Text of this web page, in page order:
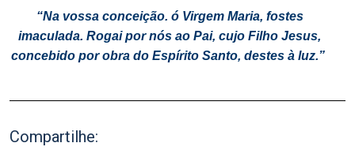
“Na vossa conceição. ó Virgem Maria, fostes
imaculada. Rogai por nós ao Pai, cujo Filho Jesus,
concebido por obra do Espírito Santo, destes à luz.”
Compartilhe: